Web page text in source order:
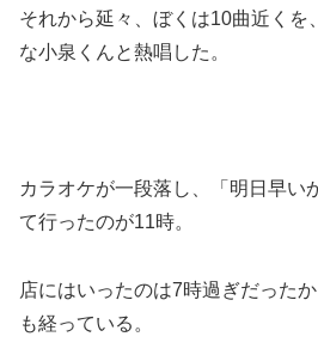
それから延々、ぼくは10曲近くを
な小泉くんと熱唱した。
カラオケが一段落し、「明日早い
て行ったのが11時。
店にはいったのは7時過ぎだった
も経っている。